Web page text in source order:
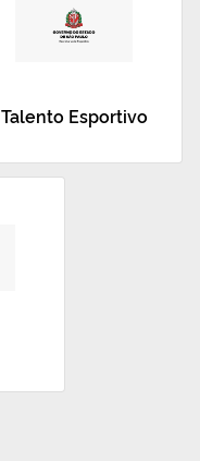
Talento Esportivo